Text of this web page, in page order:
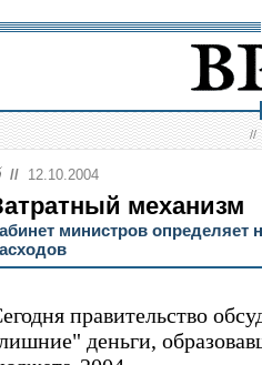
//
// 12.10.2004
механизм
министров
правительство
деньги,